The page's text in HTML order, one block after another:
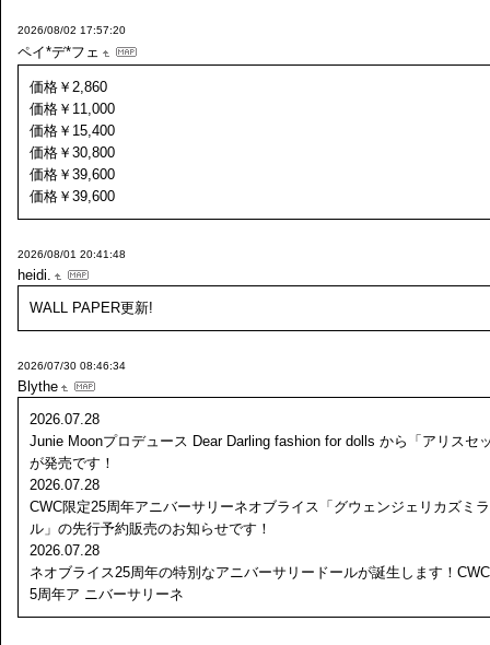
2026/08/02 17:57:20
ペイ*デ*フェ
価格￥2,860
価格￥11,000
価格￥15,400
価格￥30,800
価格￥39,600
価格￥39,600
2026/08/01 20:41:48
heidi.
WALL PAPER更新!
2026/07/30 08:46:34
Blythe
2026.07.28
Junie Moonプロデュース Dear Darling fashion for dolls から「アリスセ
が発売です！
2026.07.28
CWC限定25周年アニバーサリーネオブライス「グウェンジェリカズミ
ル」の先行予約販売のお知らせです！
2026.07.28
ネオブライス25周年の特別なアニバーサリードールが誕生します！
5周年ア ニバーサリーネ